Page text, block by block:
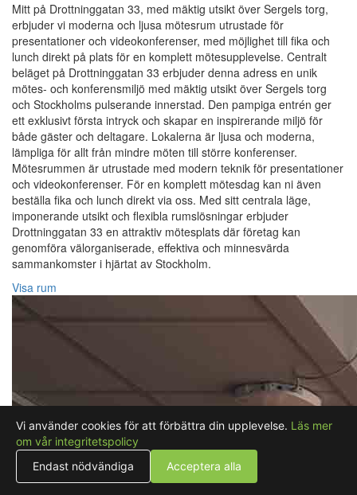
Mitt på Drottninggatan 33, med mäktig utsikt över Sergels torg,
erbjuder vi moderna och ljusa mötesrum utrustade för
presentationer och videokonferenser, med möjlighet till fika och
lunch direkt på plats för en komplett mötesupplevelse. Centralt
beläget på Drottninggatan 33 erbjuder denna adress en unik
mötes- och konferensmiljö med mäktig utsikt över Sergels torg
och Stockholms pulserande innerstad. Den pampiga entrén ger
ett exklusivt första intryck och skapar en inspirerande miljö för
både gäster och deltagare. Lokalerna är ljusa och moderna,
lämpliga för allt från mindre möten till större konferenser.
Mötesrummen är utrustade med modern teknik för presentationer
och videokonferenser. För en komplett mötesdag kan ni även
beställa fika och lunch direkt via oss. Med sitt centrala läge,
imponerande utsikt och flexibla rumslösningar erbjuder
Drottninggatan 33 en attraktiv mötesplats där företag kan
genomföra välorganiserade, effektiva och minnesvärda
sammankomster i hjärtat av Stockholm.
Visa rum
Vi använder cookies för att förbättra din upplevelse. Läs mer
om vår integritetspolicy
Endast nödvändiga
Acceptera alla